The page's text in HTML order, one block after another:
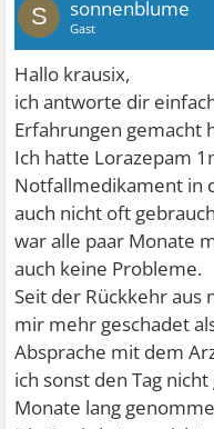
S sonnenblume
Gast
Hallo krausix,
ich antworte dir
Erfahrungen gemacht
Ich hatte Lorazepam
Notfallmedikament in
auch nicht oft
war alle paar Monate
auch keine Probleme.
Seit der Rückkehr aus
mir mehr geschadet
Absprache mit dem
ich sonst den Tag
Monate lang